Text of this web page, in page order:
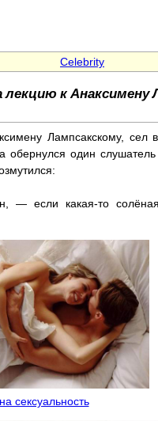
Celebrity
к Анаксимену
Лампсакскому, сел
один
— если какая-то
сексуальность